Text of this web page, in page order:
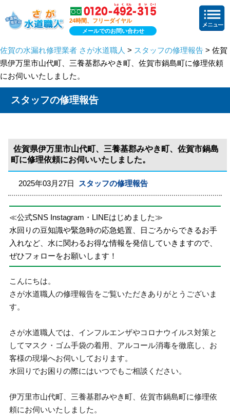
24時間、フリーダイヤル
メールでのお問い合わせ
佐賀の水漏れ修理業者 さが水道職人 > スタッフの修理報告 > 佐賀
県伊万里市山代町、三養基郡みやき町、佐賀市鍋島町に修理依頼
にお伺いいたしました。
スタッフの修理報告
佐賀県伊万里市山代町、三養基郡みやき町、佐賀市鍋島
町に修理依頼にお伺いいたしました。
2025年03月27日 スタッフの修理報告
≪公式SNS Instagram・LINEはじめました≫
水回りの豆知識や緊急時の応急処置、日ごろからできるお手
入れなど、水に関わるお得な情報を発信していきますので、
ぜひフォローをお願いします！
こんにちは。
さが水道職人の修理報告をご覧いただきありがとうございま
す。
さが水道職人では、インフルエンザやコロナウイルス対策と
してマスク・ゴム手袋の着用、アルコール消毒を徹底し、お
客様の現場へお伺いしております。
水回りでお困りの際にはいつでもご相談ください。
伊万里市山代町、三養基郡みやき町、佐賀市鍋島町に修理依
頼にお伺いいたしました。